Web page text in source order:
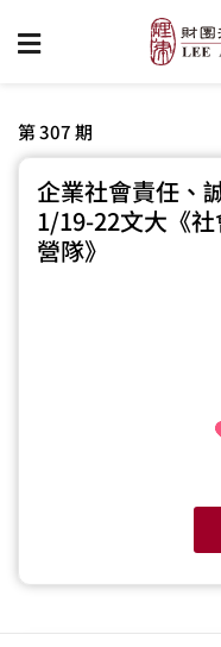
第 307 期
企業社會責任、
1/19-22文大《
營隊》